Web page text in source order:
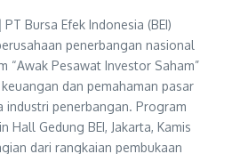
PT Bursa Efek Indonesia (BEI)
penerbangan nasional
“Awak Pesawat Investor Saham”
dan pemahaman pasar
industri penerbangan. Program
Hall Gedung BEI, Jakarta, Kamis
dari rangkaian pembukaan